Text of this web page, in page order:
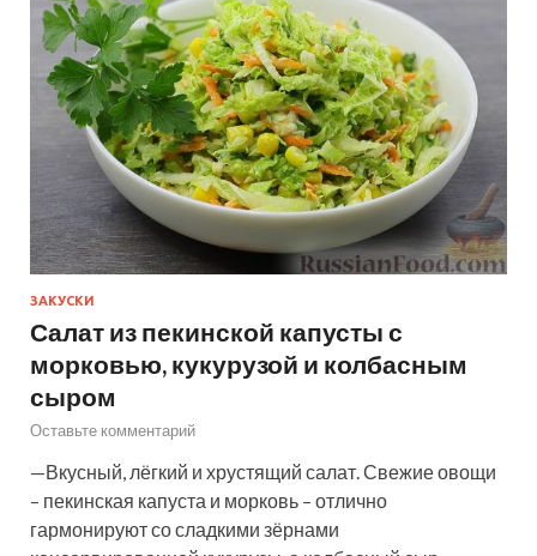
ЗАКУСКИ
Салат из пекинской капусты с
морковью, кукурузой и колбасным
сыром
Оставьте комментарий
—Вкусный, лёгкий и хрустящий салат. Свежие овощи
– пекинская капуста и морковь – отлично
гармонируют со сладкими зёрнами